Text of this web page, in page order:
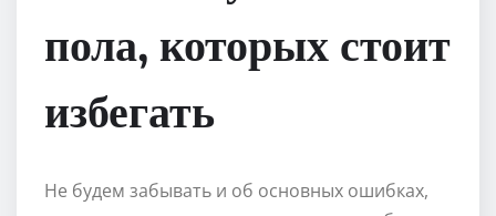
пола, которых стоит
избегать
Не будем забывать и об основных ошибках,